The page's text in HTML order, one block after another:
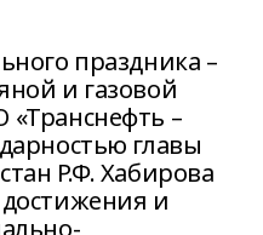
праздника –
и газовой
–
главы
Р.Ф. Хабирова
и